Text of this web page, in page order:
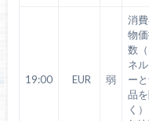
19:00 EUR 弱
消
物
数
ネ
ー
品
く